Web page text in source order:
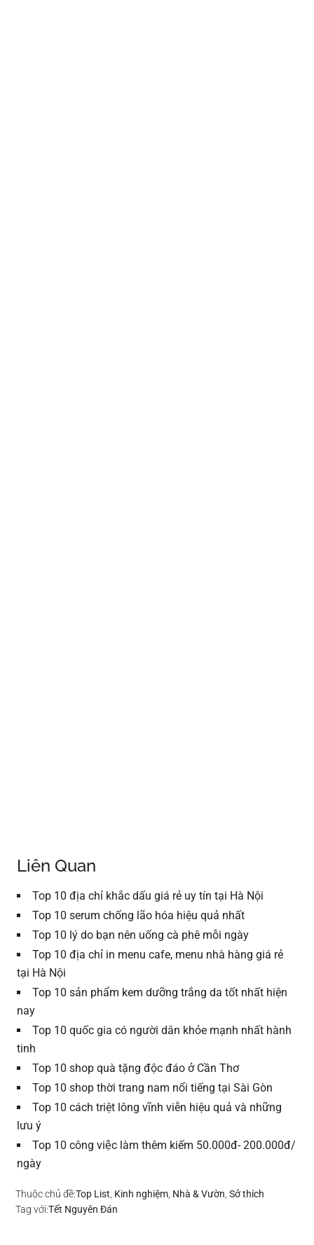
Liên Quan
Top 10 địa chỉ khắc dấu giá rẻ uy tín tại Hà Nội
Top 10 serum chống lão hóa hiệu quả nhất
Top 10 lý do bạn nên uống cà phê mỗi ngày
Top 10 địa chỉ in menu cafe, menu nhà hàng giá rẻ
tại Hà Nội
Top 10 sản phẩm kem dưỡng trắng da tốt nhất hiện
nay
Top 10 quốc gia có người dân khỏe mạnh nhất hành
tinh
Top 10 shop quà tặng độc đáo ở Cần Thơ
Top 10 shop thời trang nam nổi tiếng tại Sài Gòn
Top 10 cách triệt lông vĩnh viễn hiệu quả và những
lưu ý
Top 10 công việc làm thêm kiếm 50.000đ- 200.000đ/
ngày
Thuộc chủ đề:Top List, Kinh nghiệm, Nhà & Vườn,Sở thích
Tag với:Tết Nguyên Đán